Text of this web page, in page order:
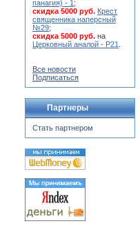
панагия) - 1 ;
скидка 5000 руб. Крест
священника наперсный
№29;
скидка 5000 руб. на
Церковный аналой - Р21
Все новости
Подписаться
Партнеры
Стать партнером